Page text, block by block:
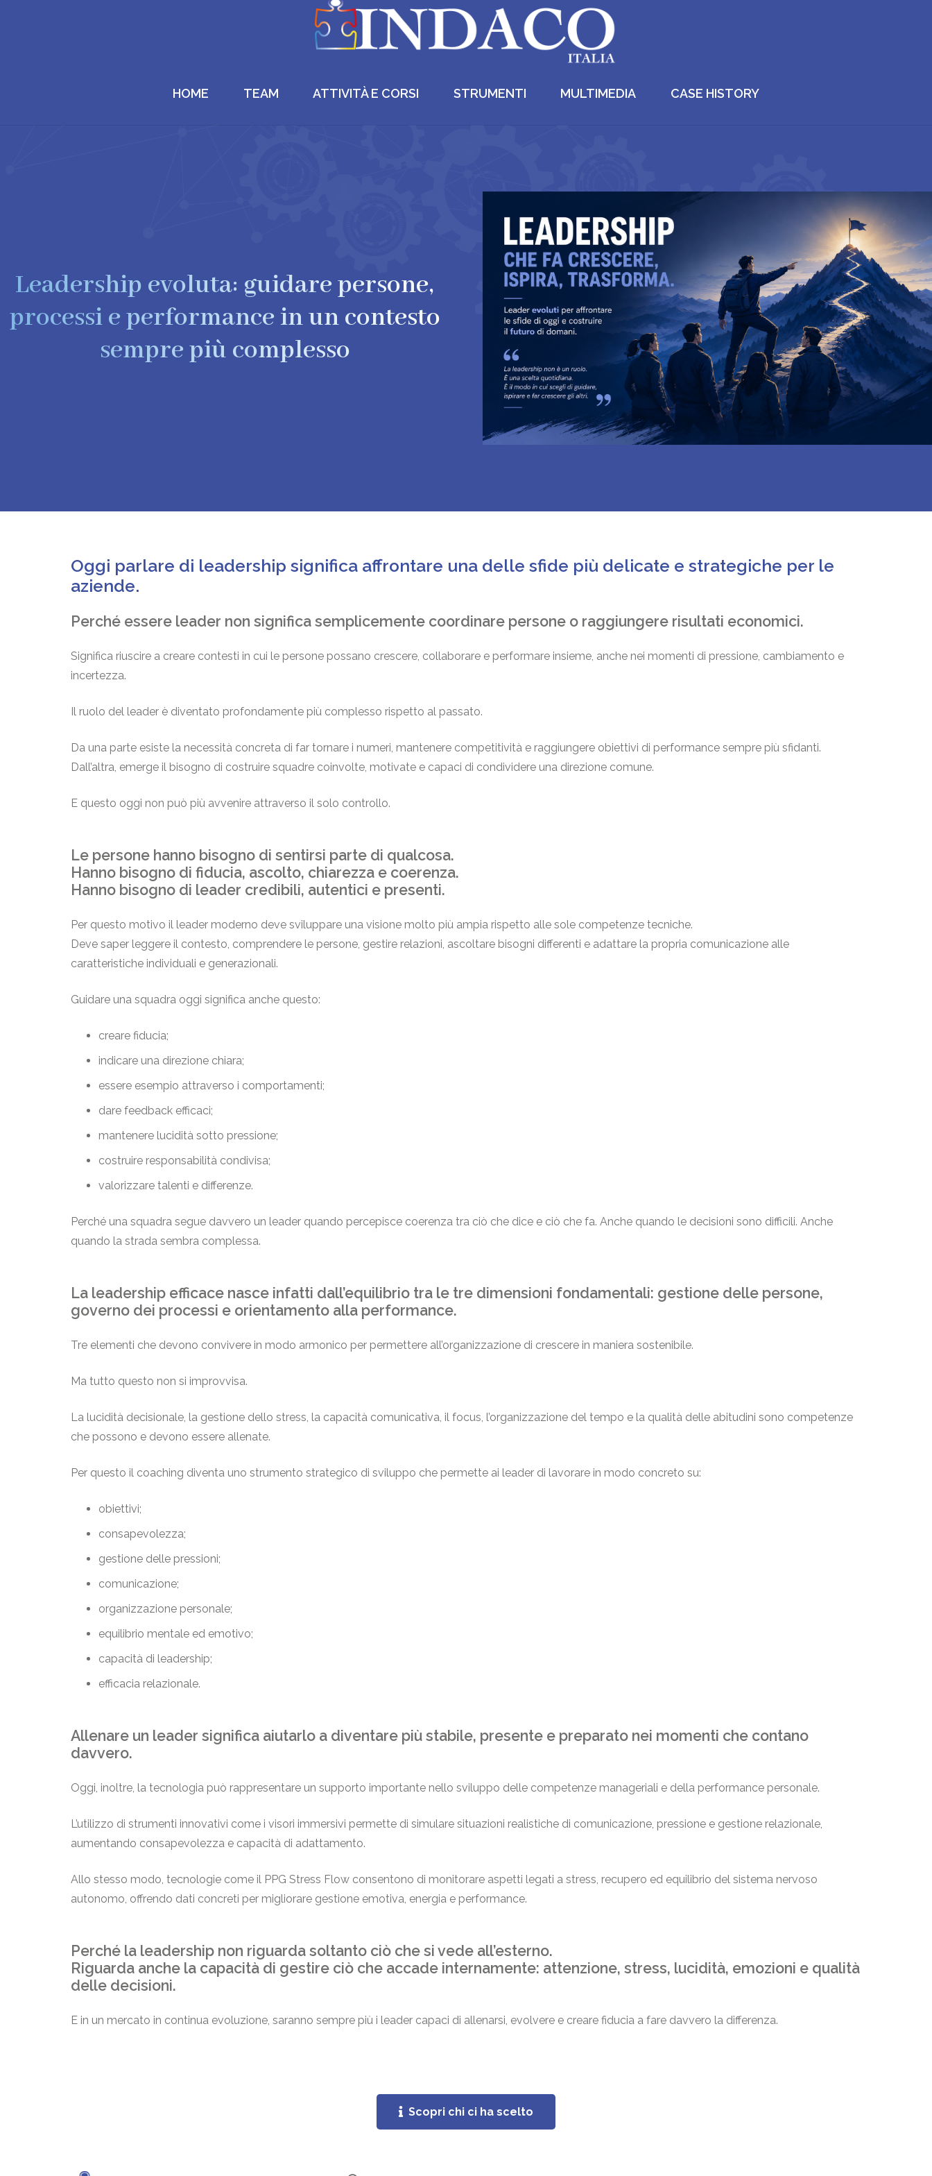
HOME TEAM ATTIVITÀ E CORSI STRUMENTI MULTIMEDIA CASE HISTORY
Leadership evoluta: guidare persone,
processi e performance in un contesto
sempre più complesso
Oggi parlare di leadership significa affrontare una delle sfide più delicate e strategiche per le
aziende.
Perché essere leader non significa semplicemente coordinare persone o raggiungere risultati economici.
Significa riuscire a creare contesti in cui le persone possano crescere, collaborare e performare insieme, anche nei momenti di pressione, cambiamento e
incertezza.
Il ruolo del leader è diventato profondamente più complesso rispetto al passato.
Da una parte esiste la necessità concreta di far tornare i numeri, mantenere competitività e raggiungere obiettivi di performance sempre più sfidanti.
Dall’altra, emerge il bisogno di costruire squadre coinvolte, motivate e capaci di condividere una direzione comune.
E questo oggi non può più avvenire attraverso il solo controllo.
Le persone hanno bisogno di sentirsi parte di qualcosa.
Hanno bisogno di fiducia, ascolto, chiarezza e coerenza.
Hanno bisogno di leader credibili, autentici e presenti.
Per questo motivo il leader moderno deve sviluppare una visione molto più ampia rispetto alle sole competenze tecniche.
Deve saper leggere il contesto, comprendere le persone, gestire relazioni, ascoltare bisogni differenti e adattare la propria comunicazione alle
caratteristiche individuali e generazionali.
Guidare una squadra oggi significa anche questo:
creare fiducia;
indicare una direzione chiara;
essere esempio attraverso i comportamenti;
dare feedback efficaci;
mantenere lucidità sotto pressione;
costruire responsabilità condivisa;
valorizzare talenti e differenze.
Perché una squadra segue davvero un leader quando percepisce coerenza tra ciò che dice e ciò che fa. Anche quando le decisioni sono difficili. Anche
quando la strada sembra complessa.
La leadership efficace nasce infatti dall’equilibrio tra le tre dimensioni fondamentali: gestione delle persone,
governo dei processi e orientamento alla performance.
Tre elementi che devono convivere in modo armonico per permettere all’organizzazione di crescere in maniera sostenibile.
Ma tutto questo non si improvvisa.
La lucidità decisionale, la gestione dello stress, la capacità comunicativa, il focus, l’organizzazione del tempo e la qualità delle abitudini sono competenze
che possono e devono essere allenate.
Per questo il coaching diventa uno strumento strategico di sviluppo che permette ai leader di lavorare in modo concreto su:
obiettivi;
consapevolezza;
gestione delle pressioni;
comunicazione;
organizzazione personale;
equilibrio mentale ed emotivo;
capacità di leadership;
efficacia relazionale.
Allenare un leader significa aiutarlo a diventare più stabile, presente e preparato nei momenti che contano
davvero.
Oggi, inoltre, la tecnologia può rappresentare un supporto importante nello sviluppo delle competenze manageriali e della performance personale.
L’utilizzo di strumenti innovativi come i visori immersivi permette di simulare situazioni realistiche di comunicazione, pressione e gestione relazionale,
aumentando consapevolezza e capacità di adattamento.
Allo stesso modo, tecnologie come il PPG Stress Flow consentono di monitorare aspetti legati a stress, recupero ed equilibrio del sistema nervoso
autonomo, offrendo dati concreti per migliorare gestione emotiva, energia e performance.
Perché la leadership non riguarda soltanto ciò che si vede all’esterno.
Riguarda anche la capacità di gestire ciò che accade internamente: attenzione, stress, lucidità, emozioni e qualità
delle decisioni.
E in un mercato in continua evoluzione, saranno sempre più i leader capaci di allenarsi, evolvere e creare fiducia a fare davvero la differenza.
Scopri chi ci ha scelto